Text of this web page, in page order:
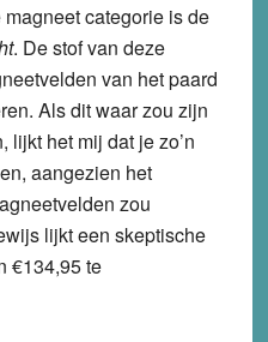
categorie is de
. De stof van deze
van het paard
Als dit waar zou zijn
lijkt het mij dat je zo’n
aangezien het
zou
lijkt een skeptische
€134,95 te